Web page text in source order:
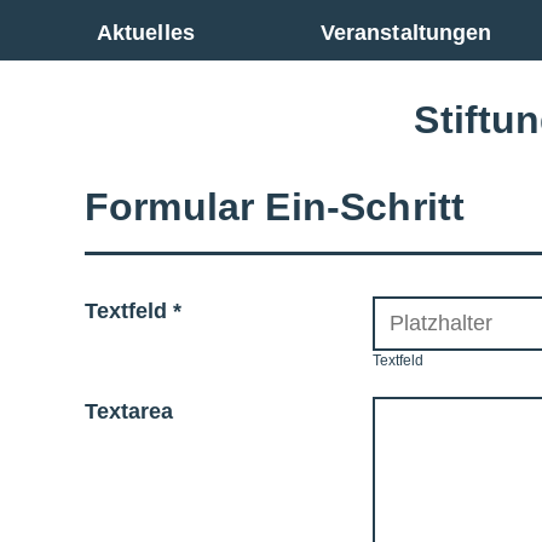
Aktuelles Veranstaltungen
Zur Gesamtübersicht
Formular Ein-Schritt
Textfeld *
Textfeld
Textarea